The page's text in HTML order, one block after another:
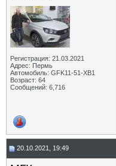
Регистрация: 21.03.2021
Адрес: Пермь
Автомобиль: GFK11-51-ХВ1
Возраст: 64
Сообщений: 6,716
20.10.2021, 19:49